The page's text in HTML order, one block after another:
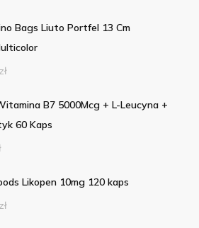
Bags Liuto Portfel 13 Cm
zł
B7 5000Mcg + L-Leucyna +
60 Kaps
Likopen 10mg 120 kaps
zł